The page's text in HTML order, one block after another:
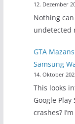
12. Dezember
Nothing
undetected
GTA
Samsung
14. Oktober
This looks
Google
crashes?